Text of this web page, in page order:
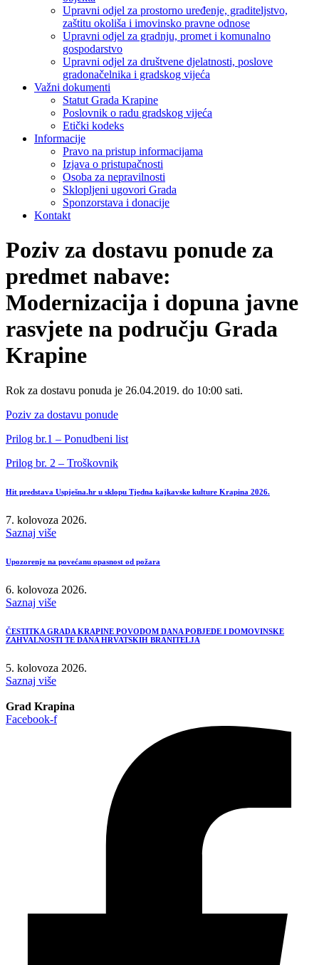
Upravni odjel za prostorno uređenje, graditeljstvo,
zaštitu okoliša i imovinsko pravne odnose
Upravni odjel za gradnju, promet i komunalno
gospodarstvo
Upravni odjel za društvene djelatnosti, poslove
gradonačelnika i gradskog vijeća
Važni dokumenti
Statut Grada Krapine
Poslovnik o radu gradskog vijeća
Etički kodeks
Informacije
Pravo na pristup informacijama
Izjava o pristupačnosti
Osoba za nepravilnosti
Sklopljeni ugovori Grada
Sponzorstava i donacije
Kontakt
Poziv za dostavu ponude za
predmet nabave:
Modernizacija i dopuna javne
rasvjete na području Grada
Krapine
Rok za dostavu ponuda je 26.04.2019. do 10:00 sati.
Poziv za dostavu ponude
Prilog br.1 – Ponudbeni list
Prilog br. 2 – Troškovnik
Hit predstava Uspješna.hr u sklopu Tjedna kajkavske kulture Krapina 2026.
7. kolovoza 2026.
Saznaj više
Upozorenje na povećanu opasnost od požara
6. kolovoza 2026.
Saznaj više
ČESTITKA GRADA KRAPINE POVODOM DANA POBJEDE I DOMOVINSKE
ZAHVALNOSTI TE DANA HRVATSKIH BRANITELJA
5. kolovoza 2026.
Saznaj više
Grad Krapina
Facebook-f